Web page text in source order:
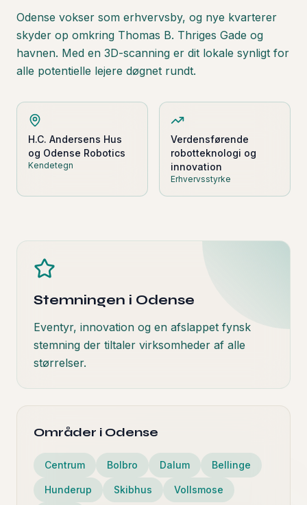
Odense vokser som erhvervsby, og nye kvarterer
skyder op omkring Thomas B. Thriges Gade og
havnen. Med en 3D-scanning er dit lokale synligt for
alle potentielle lejere døgnet rundt.
H.C. Andersens Hus
og Odense Robotics
Kendetegn
Verdensførende
robotteknologi og
innovation
Erhvervsstyrke
Stemningen i Odense
Eventyr, innovation og en afslappet fynsk
stemning der tiltaler virksomheder af alle
størrelser.
Områder i Odense
Centrum Bolbro Dalum Bellinge
Hunderup Skibhus Vollsmose